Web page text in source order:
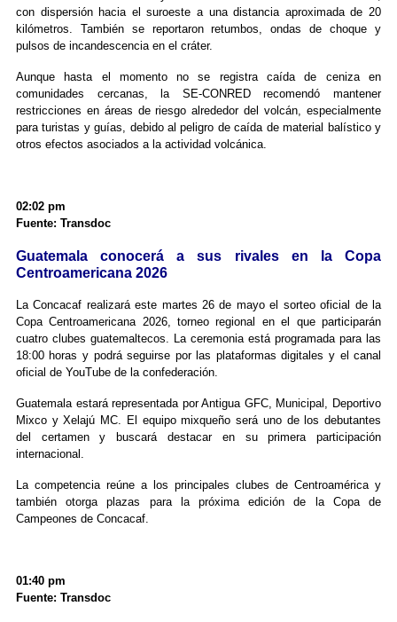
con dispersión hacia el suroeste a una distancia aproximada de 20
kilómetros. También se reportaron retumbos, ondas de choque y
pulsos de incandescencia en el cráter.
Aunque hasta el momento no se registra caída de ceniza en
comunidades cercanas, la SE-CONRED recomendó mantener
restricciones en áreas de riesgo alrededor del volcán, especialmente
para turistas y guías, debido al peligro de caída de material balístico y
otros efectos asociados a la actividad volcánica.
02:02 pm
Fuente: Transdoc
Guatemala conocerá a sus rivales en la Copa
Centroamericana 2026
La Concacaf realizará este martes 26 de mayo el sorteo oficial de la
Copa Centroamericana 2026, torneo regional en el que participarán
cuatro clubes guatemaltecos. La ceremonia está programada para las
18:00 horas y podrá seguirse por las plataformas digitales y el canal
oficial de YouTube de la confederación.
Guatemala estará representada por Antigua GFC, Municipal, Deportivo
Mixco y Xelajú MC. El equipo mixqueño será uno de los debutantes
del certamen y buscará destacar en su primera participación
internacional.
La competencia reúne a los principales clubes de Centroamérica y
también otorga plazas para la próxima edición de la Copa de
Campeones de Concacaf.
01:40 pm
Fuente: Transdoc